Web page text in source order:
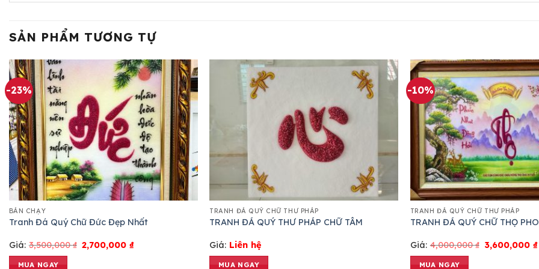
SẢN PHẨM TƯƠNG TỰ
-23%
BÁN CHẠY
Tranh Đá Quý Chữ Đức Đẹp Nhất
Giá: 3,500,000₫ 2,700,000₫
MUA NGAY
TRANH ĐÁ QUÝ CHỮ THƯ PHÁP
TRANH ĐÁ QUÝ THƯ PHÁP CHỮ TÂM
Giá: Liên hệ
MUA NGAY
-10%
TRANH ĐÁ QUÝ CHỮ THƯ PHÁP
TRANH ĐÁ QUÝ CHỮ THỌ
Giá: 4,000,000₫ 3,600,000₫
MUA NGAY